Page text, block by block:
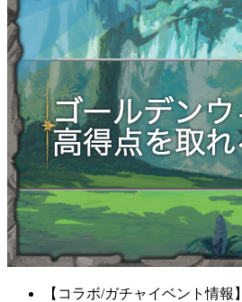
【コラボ/ガチャイベント情報】